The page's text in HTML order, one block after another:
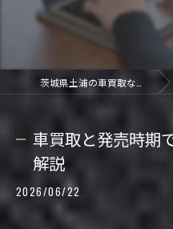
車買取と発売時期
解説
2026/06/22